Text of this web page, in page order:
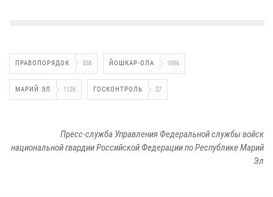
ПРАВОПОРЯДОК 558 ЙОШКАР-ОЛА 1096
МАРИЙ ЭЛ 1126 ГОСКОНТРОЛЬ 27
Пресс-служба Управления Федеральной службы войск
национальной гвардии Российской Федерации по Республике Марий
Эл